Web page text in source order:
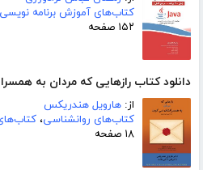
کتاب‌های آموزش برنامه نویسی
۱۵۲ صفحه
دانلود کتاب رازهایی که مردان به
از: هارویل هندریکس
کتاب‌های روانشناسی،
۱۸ صفحه